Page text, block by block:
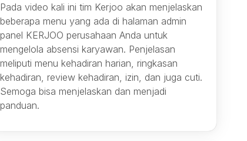
Pada video kali ini tim Kerjoo akan menjelaskan
beberapa menu yang ada di halaman admin
panel KERJOO perusahaan Anda untuk
mengelola absensi karyawan. Penjelasan
meliputi menu kehadiran harian, ringkasan
kehadiran, review kehadiran, izin, dan juga cuti.
Semoga bisa menjelaskan dan menjadi
panduan.